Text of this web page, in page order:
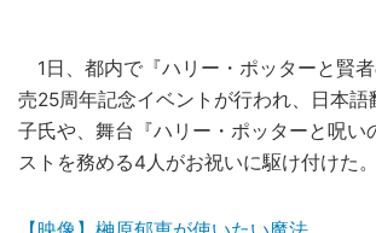
1日、都内で『ハリー・ポッターと賢
売25周年記念イベントが行われ、日本語
子氏や、舞台『ハリー・ポッターと呪い
ストを務める4人がお祝いに駆け付けた。